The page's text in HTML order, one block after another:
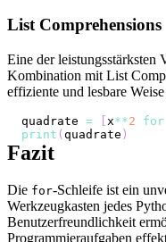
List Comprehensions
Eine der leistungsstärksten
Kombination mit List
effiziente und lesbare
quadrate = [ x**2 for
print (quadrate )
Fazit
Die for-Schleife ist ein
Werkzeugkasten jedes
Benutzerfreundlichkeit
Programmieraufgaben